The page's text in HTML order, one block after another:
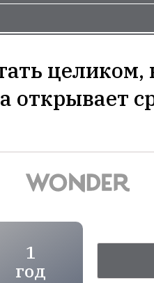
целиком,
открывает
1
год